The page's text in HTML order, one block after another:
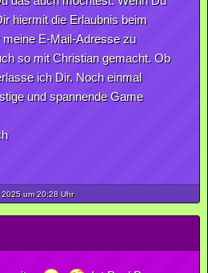
hiermit die Erlaubnis beim
E-Mail-Adresse zu
so mit Christian gemacht. Ob
ich Dir. Noch einmal
und spannende Game
2025um 20:28 Uhr